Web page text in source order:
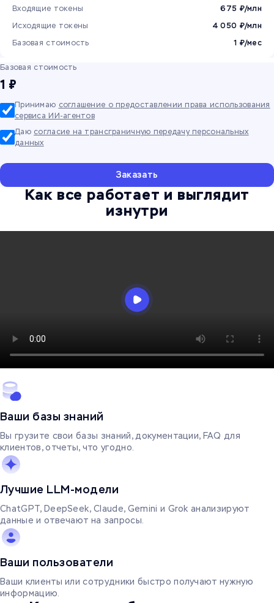
Входящие токены
675 ₽/млн
Исходящие токены
4 050 ₽/млн
Базовая стоимость
1 ₽/мес
Базовая стоимость
1 ₽
Принимаю соглашение о предоставлении права использования
сервиса ИИ-агентов
Даю согласие на трансграничную передачу персональных
данных
Заказать
Как все работает и выглядит
изнутри
Ваши базы знаний
Вы грузите свои базы знаний, документации, FAQ для
клиентов, отчеты, что угодно.
Лучшие LLM-модели
ChatGPT, DeepSeek, Claude, Gemini и Grok анализируют
данные и отвечают на запросы.
Ваши пользователи
Ваши клиенты или сотрудники быстро получают нужную
информацию.